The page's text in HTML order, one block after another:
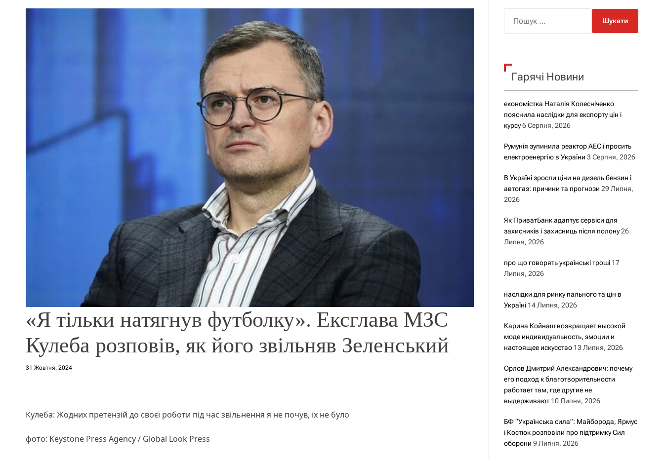
р
о
у
«Я тільки натягнув футболку». Ексглава МЗС
Кулеба розповів, як його звільняв Зеленський
31 Жовтня, 2024
Кулеба: Жодних претензій до своєї роботи під час звільнення я не почув, їх не було
фото: Keystone Press Agency / Global Look Press
к
Гарячі Новини
економістка Наталія Колесніченко
пояснила наслідки для експорту цін і
курсу 6 Серпня, 2026
Румунія зупинила реактор АЕС і просить
електроенергію в України 3 Серпня, 2026
В Україні зросли ціни на дизель бензин і
автогаз: причини та прогнози 29 Липня,
2026
Як ПриватБанк адаптує сервіси для
захисників і захисниць після полону 26
Липня, 2026
про що говорять українські гроші 17
Липня, 2026
наслідки для ринку пального та цін в
Україні 14 Липня, 2026
Карина Койнаш возвращает высокой
моде индивидуальность, эмоции и
настоящее искусство 13 Липня, 2026
Орлов Дмитрий Александрович: почему
его подход к благотворительности
работает там, где другие не
выдерживают 10 Липня, 2026
БФ “Українська сила”: Майборода, Ярмус
і Костюк розповіли про підтримку Сил
оборони 9 Липня, 2026